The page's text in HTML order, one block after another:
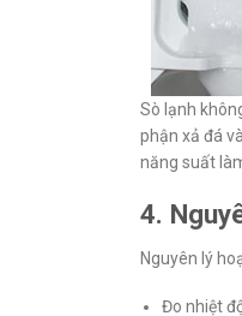
Sò lạnh
phận xả đá
năng suất
4.
Nguyên lý
Đo nhiệt